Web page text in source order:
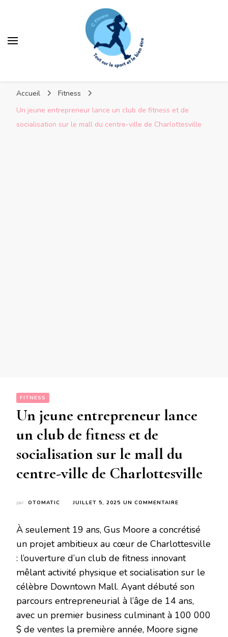
Accueil
Fitness
Un jeune entrepreneur lance un club de fitness et de
socialisation sur le mall du centre-ville de Charlottesville
FITNESS
Un jeune entrepreneur lance
un club de fitness et de
socialisation sur le mall du
centre-ville de Charlottesville
par OTOMATIC JUILLET 5, 2025 UN COMMENTAIRE
ENTREPRENEUR
UN
CLUB
FITNESS
ET
SOCIALISATION
SUR
MALL
À seulement 19 ans, Gus Moore a concrétisé
un projet ambitieux au cœur de Charlottesville
: l’ouverture d’un club de fitness innovant
mêlant activité physique et socialisation sur le
célèbre Downtown Mall. Ayant débuté son
parcours entrepreneurial à l’âge de 14 ans,
avec un premier business culminant à 100 000
$ de ventes la première année, Moore signe